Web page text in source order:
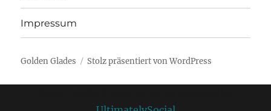
Impressum
Golden Glades Stolz präsentiert von WordPress